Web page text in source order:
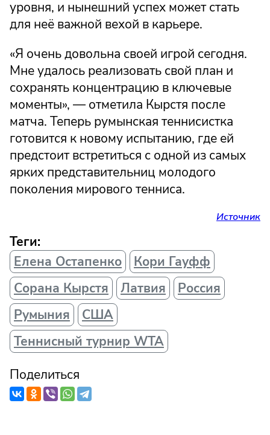
уровня, и нынешний успех может стать
для неё важной вехой в карьере.
«Я очень довольна своей игрой сегодня.
Мне удалось реализовать свой план и
сохранять концентрацию в ключевые
моменты», — отметила Кырстя после
матча. Теперь румынская теннисистка
готовится к новому испытанию, где ей
предстоит встретиться с одной из самых
ярких представительниц молодого
поколения мирового тенниса.
Источник
Теги:
Елена Остапенко
Кори Гауфф
Сорана Кырстя
Латвия
Россия
Румыния
США
Теннисный турнир WTA
Поделиться